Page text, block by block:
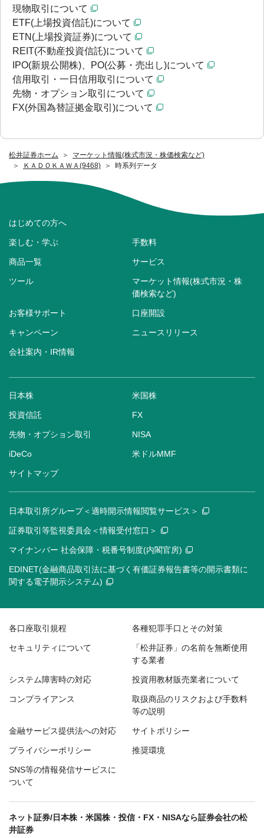
松井証券ホーム
マーケット情報(株式市況・株価検索など)
ＫＡＤＯＫＡＷＡ(9468)
時系列データ
現物取引について
ETF(上場投資信託)について
ETN(上場投資証券)について
REIT(不動産投資信託)について
IPO(新規公開株)、PO(公募・売出し)について
信用取引・一日信用取引について
先物・オプション取引について
FX(外国為替証拠金取引)について
はじめての方へ
楽しむ・学ぶ 手数料
商品一覧 サービス
ツール
マーケット情報(株式市況・株
価検索など)
お客様サポート 口座開設
キャンペーン ニュースリリース
会社案内・IR情報
日本株 米国株
投資信託 FX
先物・オプション取引 NISA
iDeCo 米ドルMMF
サイトマップ
日本取引所グループ＜適時開示情報閲覧サービス＞
証券取引等監視委員会＜情報受付窓口＞
マイナンバー 社会保障・税番号制度(内閣官房)
EDINET(金融商品取引法に基づく有価証券報告書等の開示書類に
関する電子開示システム)
各口座取引規程 各種犯罪手口とその対策
セキュリティについて
「松井証券」の名前を無断使用
する業者
システム障害時の対応 投資用教材販売業者について
コンプライアンス
取扱商品のリスクおよび手数料
等の説明
金融サービス提供法への対応 サイトポリシー
プライバシーポリシー 推奨環境
SNS等の情報発信サービスに
ついて
ネット証券/日本株・米国株・投信・FX・NISAなら証券会社の松
井証券